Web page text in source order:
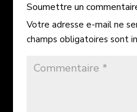
Soumettre un
Votre adresse e-mail ne
champs obligatoires sont